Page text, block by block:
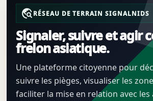
travel_exploreRÉSEAU DE TERRAIN SIGNALNIDS
Signaler, suivre et agir
frelon asiatique.
Une plateforme citoyenne pour
suivre les pièges, visualiser les
faciliter la mise en relation avec les